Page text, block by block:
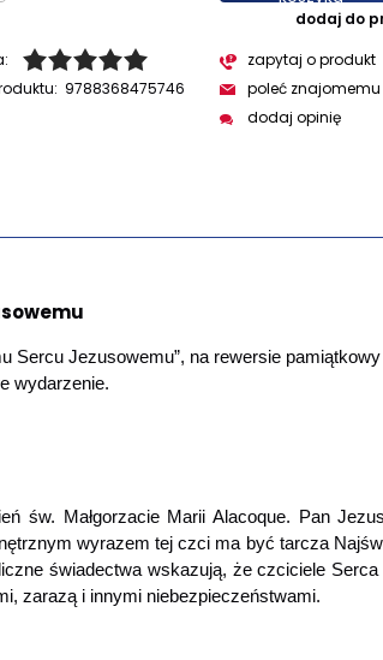
dodaj do
9788368475746
zapytaj o produkt
poleć znajomemu
dodaj opinię
Sercu Jezusowemu”, na rewersie
wydarzenie.
św. Małgorzacie Marii Alacoque. Pan
wyrazem tej czci ma być tarcza
świadectwa wskazują, że czciciele Serca
zarazą i innymi niebezpieczeństwami.